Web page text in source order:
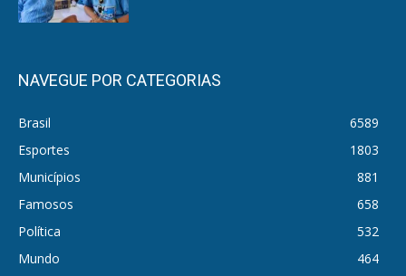
NAVEGUE POR CATEGORIAS
Brasil
6589
Esportes
1803
Municípios
881
Famosos
658
Política
532
Mundo
464